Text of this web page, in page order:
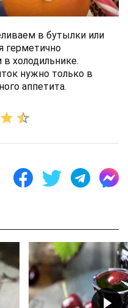
в бутылки или
герметично
холодильнике.
нужно только в
аппетита.